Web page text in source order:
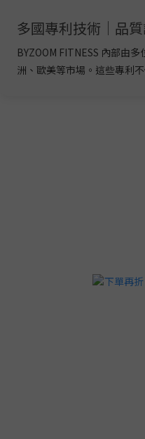
多國專利技術｜品
BYZOOM FITNESS 內部由
洲、歐美等市場。這些專利